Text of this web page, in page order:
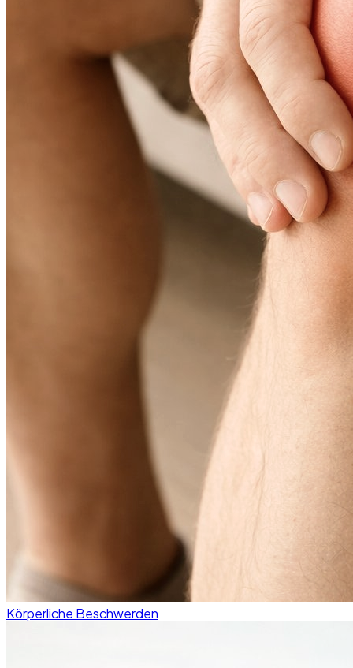
Körperliche Beschwerden